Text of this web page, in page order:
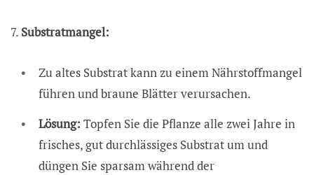
7. Substratmangel:
Zu altes Substrat kann zu einem Nährstoffmangel
führen und braune Blätter verursachen.
Lösung: Topfen Sie die Pflanze alle zwei Jahre in
frisches, gut durchlässiges Substrat um und
düngen Sie sparsam während der